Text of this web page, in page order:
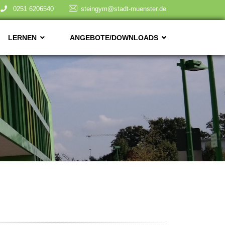
0251 6206540 steingym@stadt-muenster.de
LERNEN ANGEBOTE/DOWNLOADS